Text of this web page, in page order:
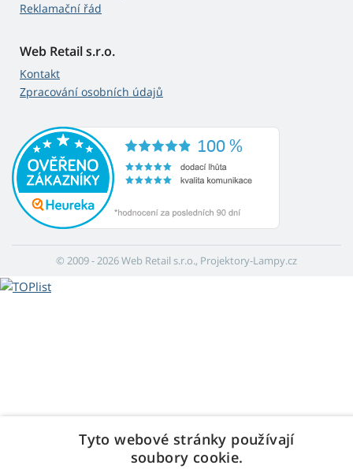
Reklamační řád
Web Retail s.r.o.
Kontakt
Zpracování osobních údajů
© 2009 - 2026 Web Retail s.r.o., Projektory-Lampy.cz
Tyto webové stránky používají
soubory cookie.